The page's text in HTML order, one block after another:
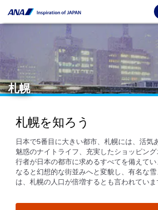
札幌
札幌を知ろう
日本で5番目に大きい都市、札幌には、活気
魅惑のナイトライフ、充実したショッピン
行者が日本の都市に求めるすべてを備えて
なると幻想的な街並みへと変貌し、有名な
は、札幌の人口が倍増するとも言われていま